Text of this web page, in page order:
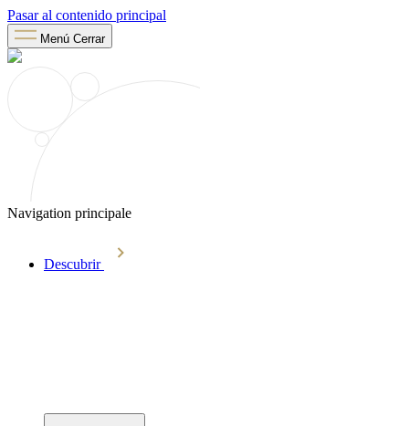
Pasar al contenido principal
Menú Cerrar
Navigation principale
Descubrir